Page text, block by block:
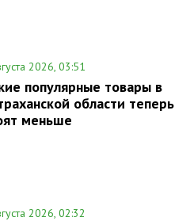
2026, 03:51
популярные товары в
области теперь
меньше
2026, 02:32